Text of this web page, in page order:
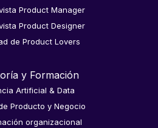
Product Manager
Product Designer
de Product Lovers
y Formación
Artificial & Data
Producto y Negocio
organizacional